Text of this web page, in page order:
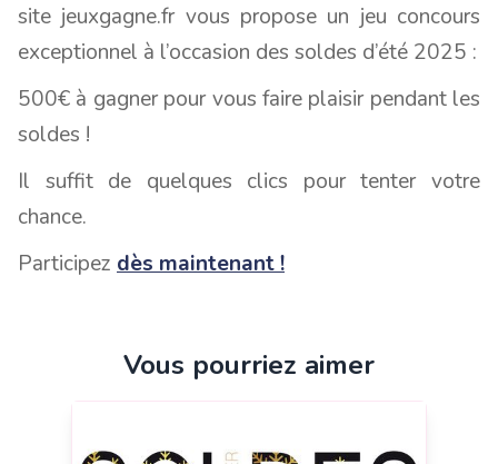
site jeuxgagne.fr vous propose un jeu concours
exceptionnel à l’occasion des soldes d’été 2025 :
500€ à gagner pour vous faire plaisir pendant les
soldes !
Il suffit de quelques clics pour tenter votre
chance.
Participez dès maintenant !
Vous pourriez aimer